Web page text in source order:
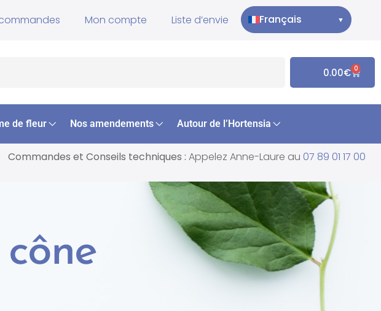
Mon compte Liste d’envie Français ▼
0.00€ 0
de fleur Nos amendements Autour de l’Hortensia
Commandes et Conseils techniques : Appelez Anne-Laure au 07 89 01 17 00